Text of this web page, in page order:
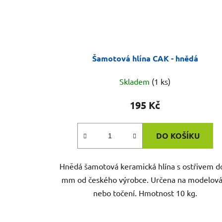
Šamotová hlína CAK - hnědá
Skladem (1 ks)
195 Kč
DO KOŠÍKU
Hnědá šamotová keramická hlína s ostřivem
mm od českého výrobce. Určena na
nebo točení. Hmotnost 10 kg.